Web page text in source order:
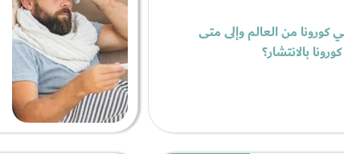
كورونا من العالم وإلى متى
بالانتشار؟